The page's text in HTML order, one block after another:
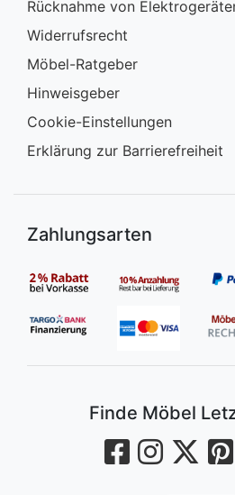
Rücknahme von
Widerrufsrecht
Möbel-Ratgeber
Hinweisgeber
Cookie-Einstellungen
Erklärung zur Barrierefreiheit
Zahlungsarten
Finde Möbel